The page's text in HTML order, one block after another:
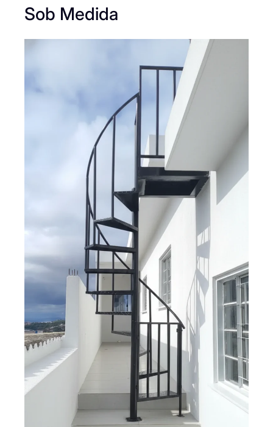
Sob Medida